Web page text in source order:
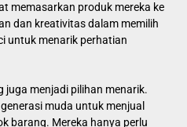
memasarkan produk mereka ke
dan kreativitas dalam memilih
untuk menarik perhatian
juga menjadi pilihan menarik.
muda untuk menjual
barang. Mereka hanya perlu